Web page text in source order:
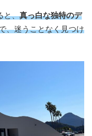
と、真っ白な独特のデ
、迷うことなく見つけ